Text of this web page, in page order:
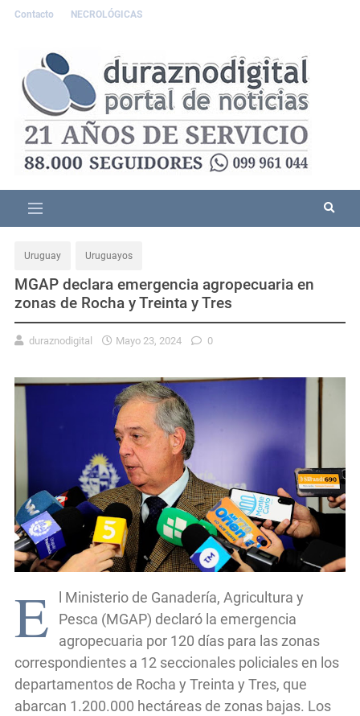
Contacto NECROLÓGICAS
Uruguay Uruguayos
MGAP declara emergencia agropecuaria en
zonas de Rocha y Treinta y Tres
duraznodigital Mayo 23, 2024 0
E
l Ministerio de Ganadería, Agricultura y
Pesca (MGAP) declaró la emergencia
agropecuaria por 120 días para las zonas
correspondientes a 12 seccionales policiales en los
departamentos de Rocha y Treinta y Tres, que
abarcan 1.200.000 hectáreas de zonas bajas. Los